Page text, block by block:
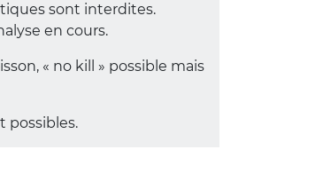
sont interdites.
en cours.
« no kill » possible mais
possibles.